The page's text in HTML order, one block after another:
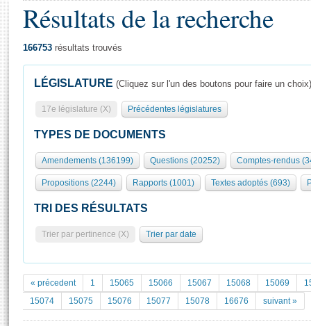
Présidence
577 députés
Groupes politiques
Séance publique
Commissions et autres organes
Europe et International
Pétitions
Documents parlementaires
Projets de loi
Général
Rôle et pouvoirs de l'Assemblée
Organisation de l'Assemblée
Présidence Conférence des Présidents Bureau Collège des
Statistiques et chiffres clés
Documents de référence
( Constitution | Règlement de l'Assemblée ... )
Visiter l'Assemblée
Visite virtuelle du palais Bourbon
Assister à une séance
La Bibliothèque
Les archives
Résultats de la recherche
166753 résultats trouvés
LÉGISLATURE (Cliquez sur l'un des boutons pour faire un choix)
17e législature (X) Précédentes législatures
TYPES DE DOCUMENTS
Amendements (136199) Questions (20252) Comptes-rendus
Propositions (2244) Rapports (1001) Textes adoptés (693)
TRI DES RÉSULTATS
Trier par pertinence (X) Trier par date
« précedent 1 15065 15066 15067 15068 15069
15074
15075 15076 15077 15078 16676 suivant »